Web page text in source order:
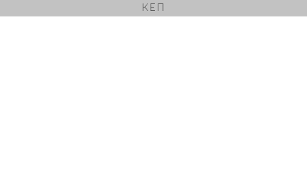
КЕП